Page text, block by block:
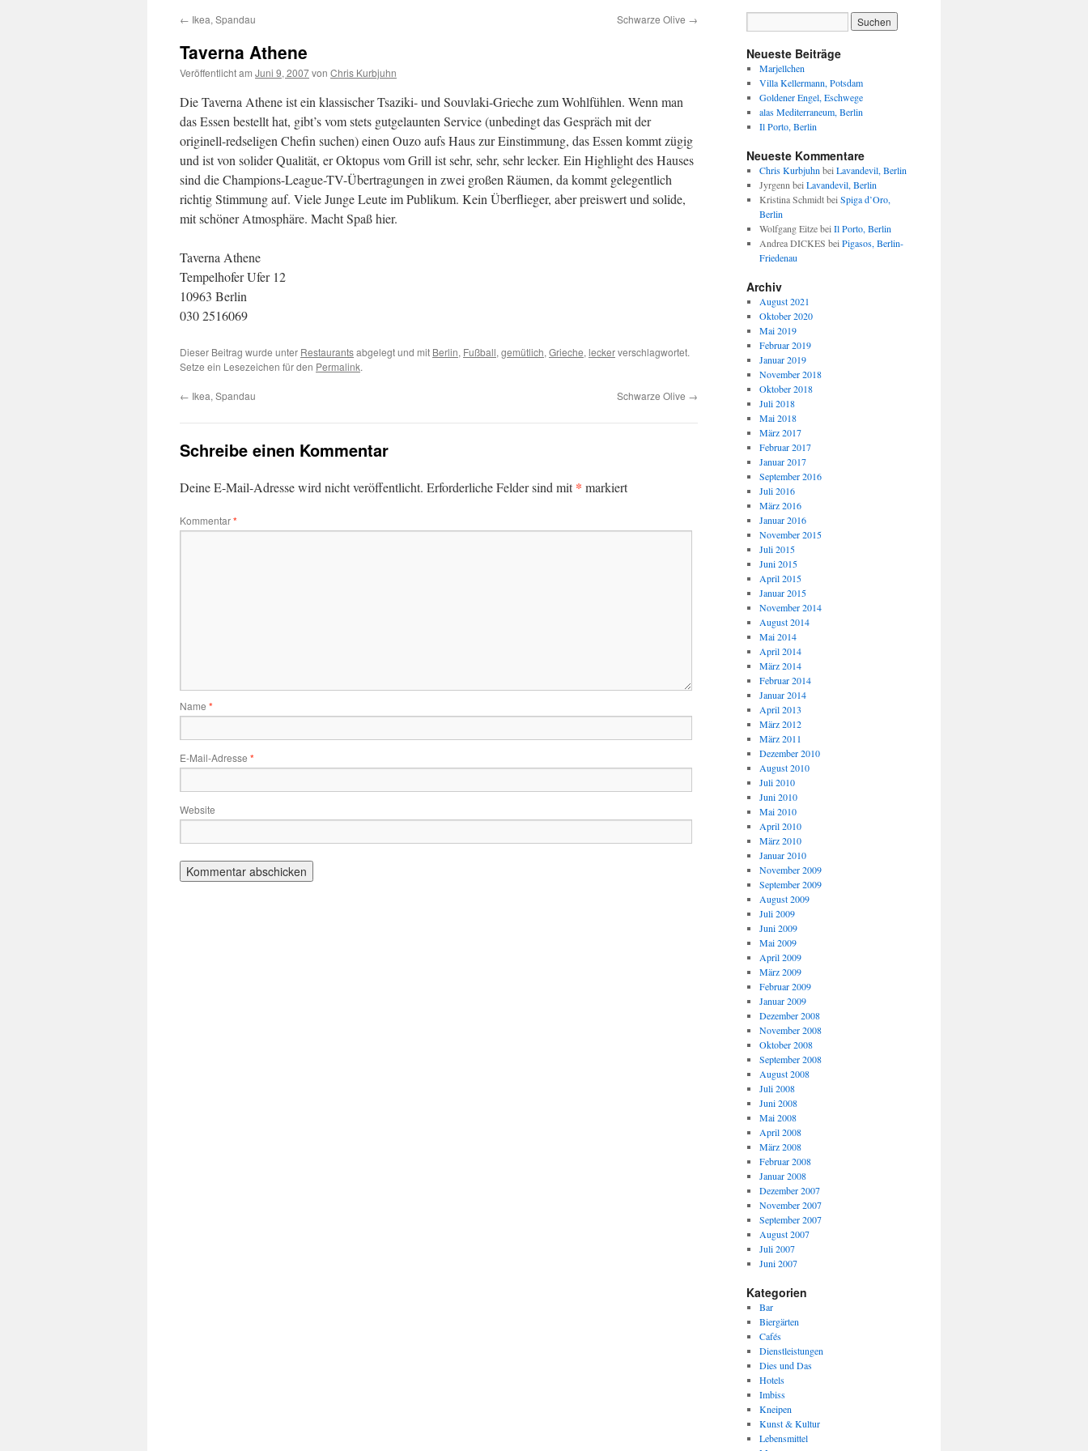
← Ikea, Spandau Schwarze Olive →
Taverna Athene
Veröffentlicht am Juni 9, 2007von Chris Kurbjuhn
Die Taverna Athene ist ein klassischer Tsaziki- und Souvlaki-Grieche zum Wohlfühlen. Wenn man
das Essen bestellt hat, gibt’s vom stets gutgelaunten Service (unbedingt das Gespräch mit der
originell-redseligen Chefin suchen) einen Ouzo aufs Haus zur Einstimmung, das Essen kommt zügig
und ist von solider Qualität, er Oktopus vom Grill ist sehr, sehr, sehr lecker. Ein Highlight des Hauses
sind die Champions-League-TV-Übertragungen in zwei großen Räumen, da kommt gelegentlich
richtig Stimmung auf. Viele Junge Leute im Publikum. Kein Überflieger, aber preiswert und solide,
mit schöner Atmosphäre. Macht Spaß hier.
Taverna Athene
Tempelhofer Ufer 12
10963 Berlin
030 2516069
Dieser Beitrag wurde unter Restaurantsabgelegt und mit Berlin, Fußball, gemütlich, Grieche, leckerverschlagwortet.
Setze ein Lesezeichen für den Permalink.
← Ikea, Spandau Schwarze Olive →
Schreibe einen Kommentar
Deine E-Mail-Adresse wird nicht veröffentlicht. Erforderliche Felder sind mit* markiert
Kommentar*
Name *
E-Mail-Adresse *
Website
Neueste Beiträge
Marjellchen
Villa Kellermann, Potsdam
Goldener Engel, Eschwege
alas Mediterraneum, Berlin
Il Porto, Berlin
Neueste Kommentare
Chris Kurbjuhn bei Lavandevil, Berlin
Jyrgenn bei Lavandevil, Berlin
Kristina Schmidtbei Spiga d’Oro,
Berlin
Wolfgang Eitzebei Il Porto, Berlin
Andrea DICKES bei Pigasos, Berlin-
Friedenau
Archiv
August 2021
Oktober 2020
Mai 2019
Februar 2019
Januar 2019
November 2018
Oktober 2018
Juli 2018
Mai 2018
März 2017
Februar 2017
Januar 2017
September 2016
Juli 2016
März 2016
Januar 2016
November 2015
Juli 2015
Juni 2015
April 2015
Januar 2015
November 2014
August 2014
Mai 2014
April 2014
März 2014
Februar 2014
Januar 2014
April 2013
März 2012
März 2011
Dezember 2010
August 2010
Juli 2010
Juni 2010
Mai 2010
April 2010
März 2010
Januar 2010
November 2009
September 2009
August 2009
Juli 2009
Juni 2009
Mai 2009
April 2009
März 2009
Februar 2009
Januar 2009
Dezember 2008
November 2008
Oktober 2008
September 2008
August 2008
Juli 2008
Juni 2008
Mai 2008
April 2008
März 2008
Februar 2008
Januar 2008
Dezember 2007
November 2007
September 2007
August 2007
Juli 2007
Juni 2007
Kategorien
Bar
Biergärten
Cafés
Dienstleistungen
Dies und Das
Hotels
Imbiss
Kneipen
Kunst & Kultur
Lebensmittel